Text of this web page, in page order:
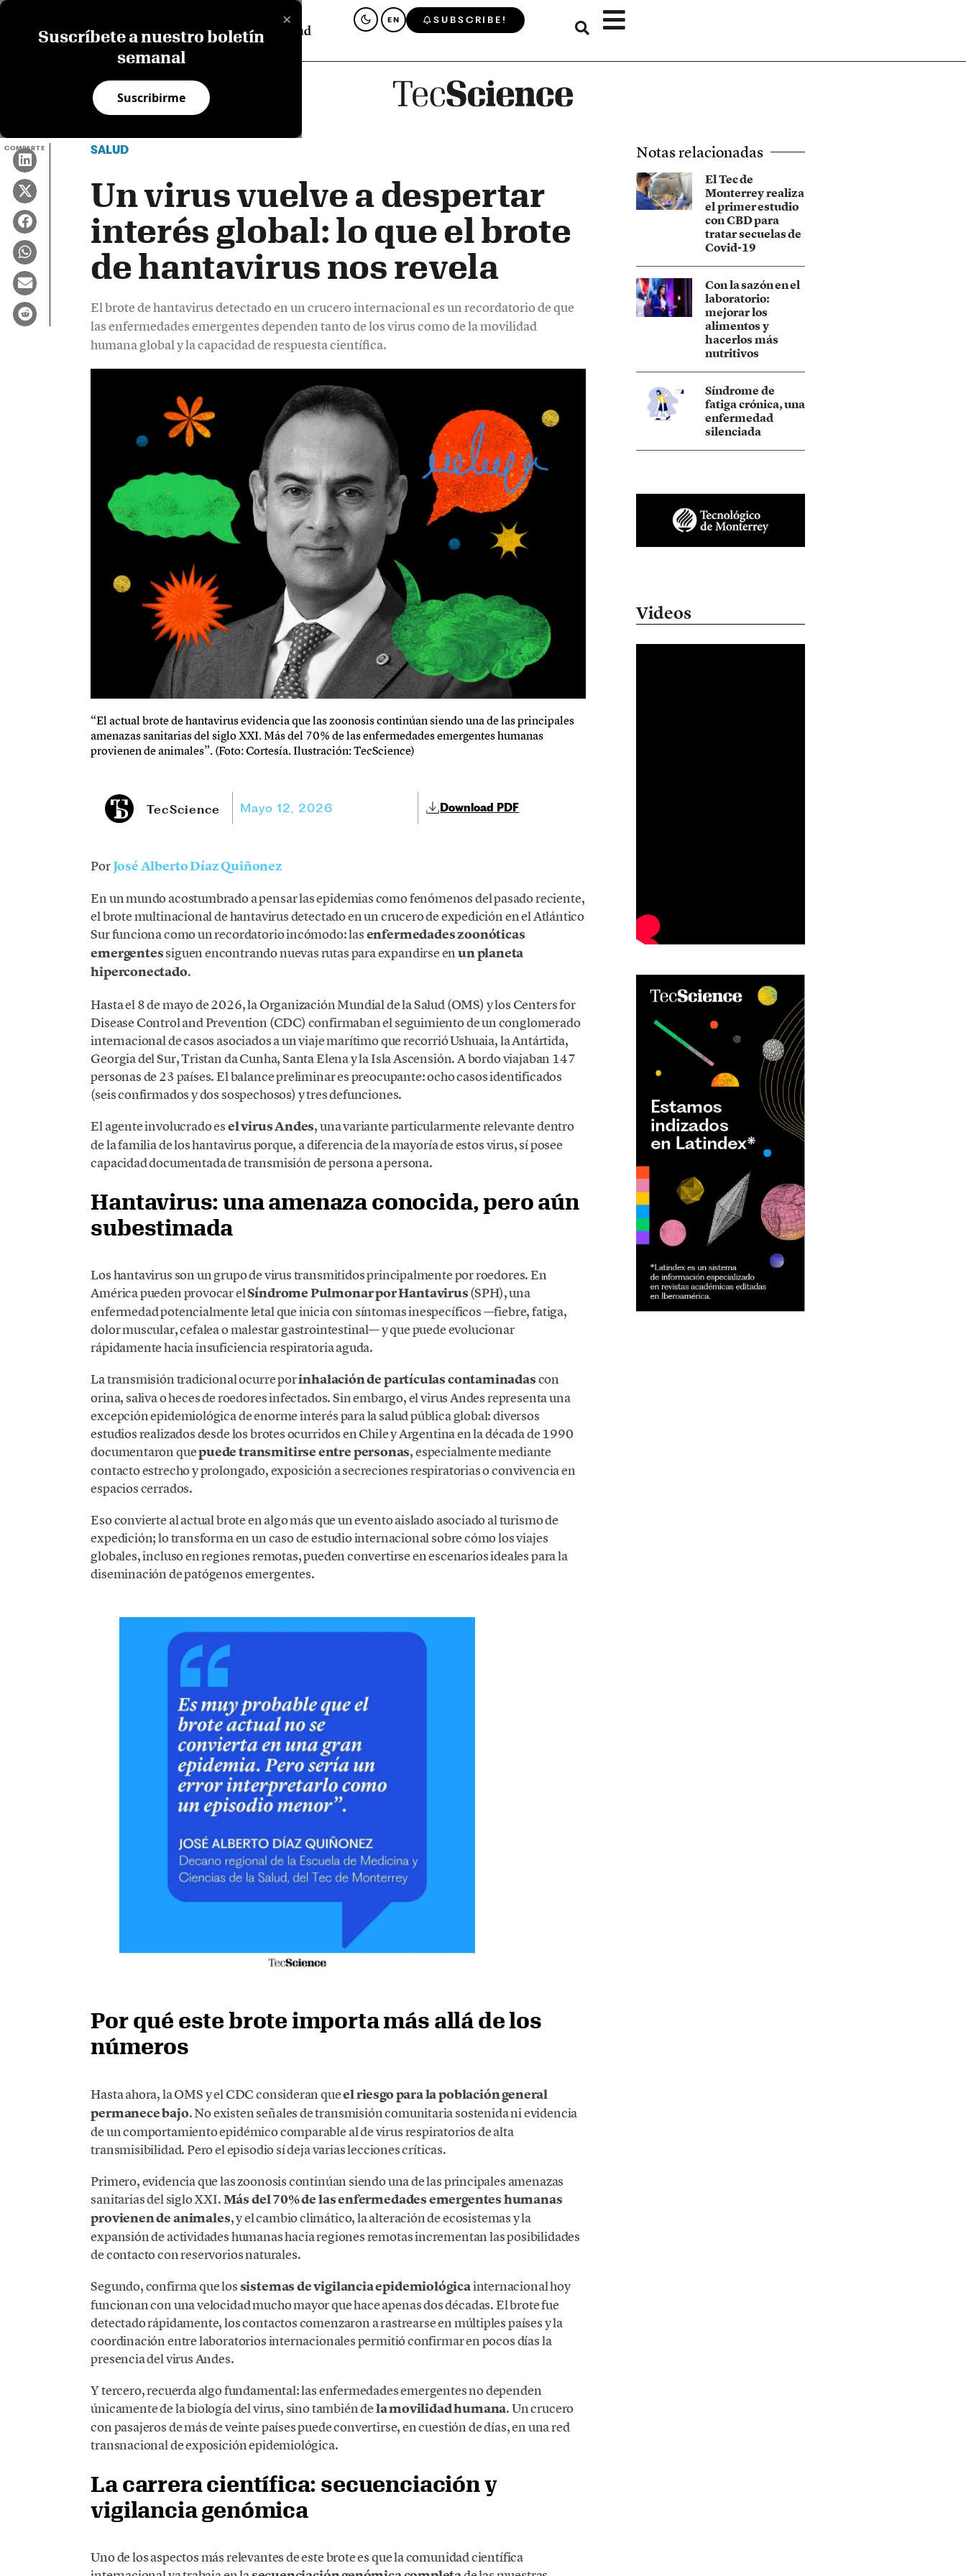
×
Suscríbete a nuestro boletín
semanal
Suscribirme
EN SUBSCRIBE!
COMPARTE SALUD
Un virus vuelve a despertar
interés global: lo que el brote
de hantavirus nos revela
El brote de hantavirus detectado en un crucero internacional es un recordatorio de que
las enfermedades emergentes dependen tanto de los virus como de la movilidad
humana global y la capacidad de respuesta científica.
“El actual brote de hantavirus evidencia que las zoonosis continúan siendo una de las principales
amenazas sanitarias del siglo XXI. Más del 70% de las enfermedades emergentes humanas
provienen de animales”. (Foto: Cortesía. Ilustración: TecScience)
TecScience Mayo 12, 2026 Download PDF
PorJosé Alberto Díaz Quiñonez
En un mundo acostumbrado a pensar las epidemias como fenómenos del pasado reciente,
el brote multinacional de hantavirus detectado en un crucero de expedición en el Atlántico
Sur funciona como un recordatorio incómodo: lasenfermedades zoonóticas
emergentessiguen encontrando nuevas rutas para expandirse enun planeta
hiperconectado.
Hasta el 8 de mayo de 2026, la Organización Mundial de la Salud (OMS) y los Centers for
Disease Control and Prevention (CDC) confirmaban el seguimiento de un conglomerado
internacional de casos asociados a un viaje marítimo que recorrió Ushuaia, la Antártida,
Georgia del Sur, Tristan da Cunha, Santa Elena y la Isla Ascensión. A bordo viajaban 147
personas de 23 países. El balance preliminar es preocupante: ocho casos identificados
(seis confirmados y dos sospechosos) y tres defunciones.
El agente involucrado esel virus Andes, una variante particularmente relevante dentro
de la familia de los hantavirus porque, a diferencia de la mayoría de estos virus, sí posee
capacidad documentada de transmisión de persona a persona.
Hantavirus: una amenaza conocida, pero aún
subestimada
Los hantavirus son un grupo de virus transmitidos principalmente por roedores. En
América pueden provocar elSíndrome Pulmonar por Hantavirus(SPH), una
enfermedad potencialmente letal que inicia con síntomas inespecíficos —fiebre, fatiga,
dolor muscular, cefalea o malestar gastrointestinal— y que puede evolucionar
rápidamente hacia insuficiencia respiratoria aguda.
La transmisión tradicional ocurre porinhalación de partículas contaminadascon
orina, saliva o heces de roedores infectados. Sin embargo, el virus Andes representa una
excepción epidemiológica de enorme interés para la salud pública global: diversos
estudios realizados desde los brotes ocurridos en Chile y Argentina en la década de 1990
documentaron quepuede transmitirse entre personas, especialmente mediante
contacto estrecho y prolongado, exposición a secreciones respiratorias o convivencia en
espacios cerrados.
Eso convierte al actual brote en algo más que un evento aislado asociado al turismo de
expedición; lo transforma en un caso de estudio internacional sobre cómo los viajes
globales, incluso en regiones remotas, pueden convertirse en escenarios ideales para la
diseminación de patógenos emergentes.
Por qué este brote importa más allá de los
números
Hasta ahora, la OMS y el CDC consideran queel riesgo para la población general
permanece bajo. No existen señales de transmisión comunitaria sostenida ni evidencia
de un comportamiento epidémico comparable al de virus respiratorios de alta
transmisibilidad. Pero el episodio sí deja varias lecciones críticas.
Primero, evidencia que las zoonosis continúan siendo una de las principales amenazas
sanitarias del siglo XXI.Más del 70% de las enfermedades emergentes humanas
provienen de animales, y el cambio climático, la alteración de ecosistemas y la
expansión de actividades humanas hacia regiones remotas incrementan las posibilidades
de contacto con reservorios naturales.
Segundo, confirma que lossistemas de vigilancia epidemiológicainternacional hoy
funcionan con una velocidad mucho mayor que hace apenas dos décadas. El brote fue
detectado rápidamente, los contactos comenzaron a rastrearse en múltiples países y la
coordinación entre laboratorios internacionales permitió confirmar en pocos días la
presencia del virus Andes.
Y tercero, recuerda algo fundamental: las enfermedades emergentes no dependen
únicamente de la biología del virus, sino también dela movilidad humana. Un crucero
con pasajeros de más de veinte países puede convertirse, en cuestión de días, en una red
transnacional de exposición epidemiológica.
La carrera científica: secuenciación y
vigilancia genómica
Uno de los aspectos más relevantes de este brote es que la comunidad científica
Notas relacionadas
El Tec de
Monterrey realiza
el primer estudio
con CBD para
tratar secuelas de
Covid-19
Con la sazón en el
laboratorio:
mejorar los
alimentos y
hacerlos más
nutritivos
Síndrome de
fatiga crónica, una
enfermedad
silenciada
Videos